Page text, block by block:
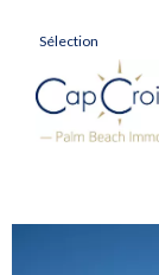
Sélection